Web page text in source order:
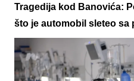
Tragedija kod Banovića:
što je automobil sleteo sa